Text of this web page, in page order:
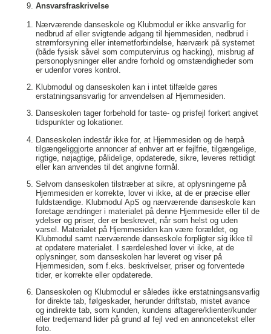
Ansvarsfraskrivelse
Nærværende danseskole og Klubmodul er ikke ansvarlig for
nedbrud af eller svigtende adgang til hjemmesiden, nedbrud i
strømforsyning eller internetforbindelse, hærværk på systemet
(både fysisk såvel som computervirus og hacking), misbrug af
personoplysninger eller andre forhold og omstændigheder som
er udenfor vores kontrol.
Klubmodul og danseskolen kan i intet tilfælde gøres
erstatningsansvarlig for anvendelsen af Hjemmesiden.
Danseskolen tager forbehold for taste- og prisfejl forkert angivet
tidspunkter og lokationer.
Danseskolen indestår ikke for, at Hjemmesiden og de herpå
tilgængeliggjorte annoncer af enhver art er fejlfrie, tilgængelige,
rigtige, nøjagtige, pålidelige, opdaterede, sikre, leveres rettidigt
eller kan anvendes til det angivne formål.
Selvom danseskolen tilstræber at sikre, at oplysningerne på
Hjemmesiden er korrekte, lover vi ikke, at de er præcise eller
fuldstændige. Klubmodul ApS og nærværende danseskole kan
foretage ændringer i materialet på denne Hjemmeside eller til de
ydelser og priser, der er beskrevet, når som helst og uden
varsel. Materialet på Hjemmesiden kan være forældet, og
Klubmodul samt nærværende danseskole forpligter sig ikke til
at opdatere materialet. I særdeleshed lover vi ikke, at de
oplysninger, som danseskolen har leveret og viser på
Hjemmesiden, som f.eks. beskrivelser, priser og forventede
tider, er korrekte eller opdaterede.
Danseskolen og Klubmodul er således ikke erstatningsansvarlig
for direkte tab, følgeskader, herunder driftstab, mistet avance
og indirekte tab, som kunden, kundens aftagere/klienter/kunder
eller tredjemand lider på grund af fejl ved en annoncetekst eller
foto.